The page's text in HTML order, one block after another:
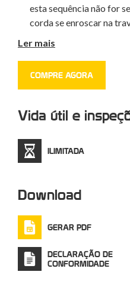
esta sequência não for
corda se enroscar na
acidental
Produto de alta qualidade
Testado peça por peça
Ler mais
COMPRE AGORA
Vida útil e
ILIMITADA
Download
GERAR PDF
DECLARAÇÃO DE
CONFORMIDADE